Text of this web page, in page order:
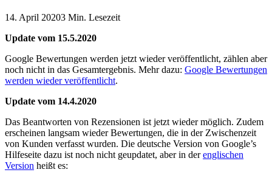
14. April 20203 Min. Lesezeit
Update vom 15.5.2020
Google Bewertungen werden jetzt wieder veröffentlicht, zählen aber
noch nicht in das Gesamtergebnis. Mehr dazu: Google Bewertungen
werden wieder veröffentlicht.
Update vom 14.4.2020
Das Beantworten von Rezensionen ist jetzt wieder möglich. Zudem
erscheinen langsam wieder Bewertungen, die in der Zwischenzeit
von Kunden verfasst wurden. Die deutsche Version von Google’s
Hilfeseite dazu ist noch nicht geupdatet, aber in derenglischen
Version heißt es: